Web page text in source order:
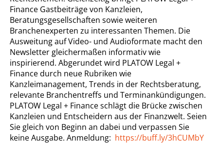
Finance Gastbeiträge von Kanzleien,
Beratungsgesellschaften sowie weiteren
Branchenexperten zu interessanten Themen. Die
Ausweitung auf Video- und Audioformate macht den
Newsletter gleichermaßen informativ wie
inspirierend. Abgerundet wird PLATOW Legal +
Finance durch neue Rubriken wie
Kanzleimanagement, Trends in der Rechtsberatung,
relevante Branchentreffs und Terminankündigungen.
PLATOW Legal + Finance schlägt die Brücke zwischen
Kanzleien und Entscheidern aus der Finanzwelt. Seien
Sie gleich von Beginn an dabei und verpassen Sie
keine Ausgabe. Anmeldung: https://buff.ly/3hCUMbY